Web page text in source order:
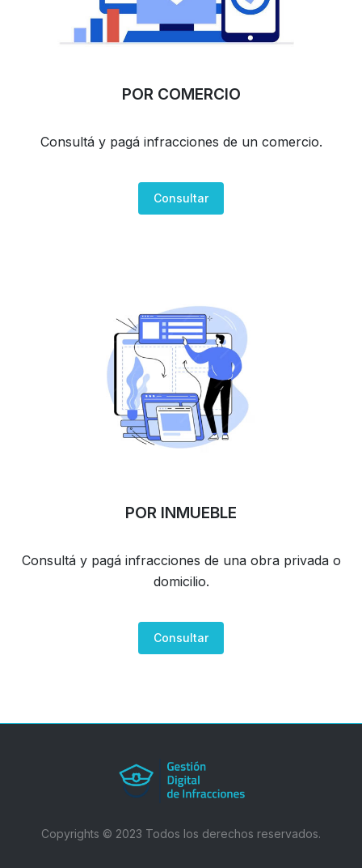
POR COMERCIO
Consultá y pagá infracciones de un comercio.
Consultar
POR INMUEBLE
Consultá y pagá infracciones de una obra privada o
domicilio.
Consultar
Copyrights © 2023 Todos los derechos reservados.